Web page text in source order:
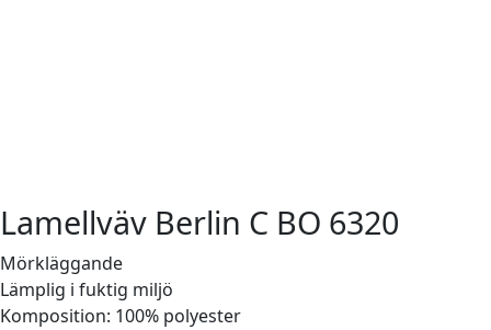
Lamellväv Berlin C BO 6320
Mörkläggande
Lämplig i fuktig miljö
Komposition: 100% polyester